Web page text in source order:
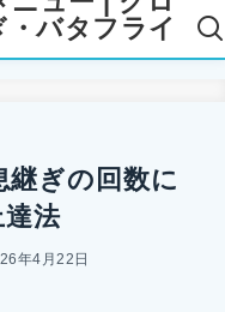
・バタフライ
ぎの回数に
法
年4月22日